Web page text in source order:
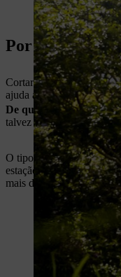
Por que razão
Cortar a relva não é
ajuda a garantir um
De quanto em quanto
talvez até com mais
O tipo de relvado
estação de crescimento,
mais devagar, por isso